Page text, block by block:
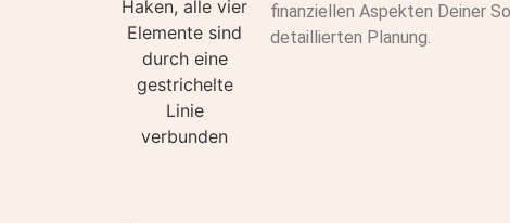
finanziellen Aspekten Deiner
detaillierten Planung.